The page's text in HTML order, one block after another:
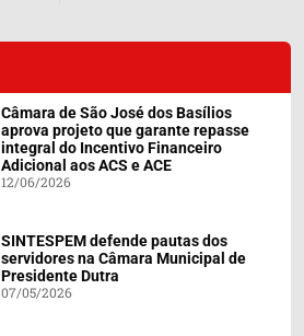
Câmara de São José dos Basílios
aprova projeto que garante repasse
integral do Incentivo Financeiro
Adicional aos ACS e ACE
12/06/2026
SINTESPEM defende pautas dos
servidores na Câmara Municipal de
Presidente Dutra
07/05/2026